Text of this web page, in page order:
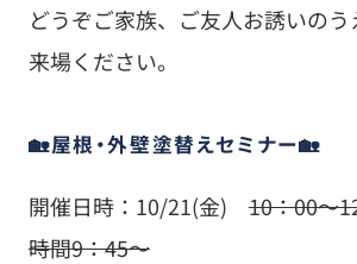
どうぞご家族、ご友人お誘いの
来場ください。
🏡屋根・外壁塗替えセミナー🏡
開催日時：10/21(金) 10：00～
時間9：45～